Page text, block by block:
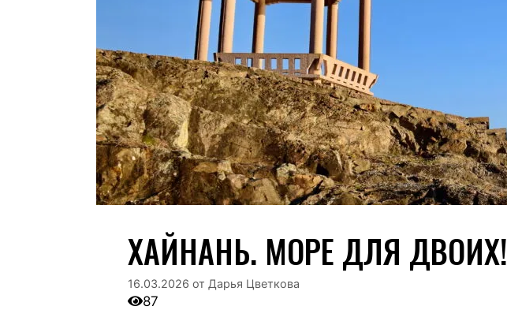
ХАЙНАНЬ. МОРЕ ДЛЯ ДВОИХ!
16.03.2026 от Дарья Цветкова
87